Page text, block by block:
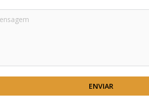
ENVIAR